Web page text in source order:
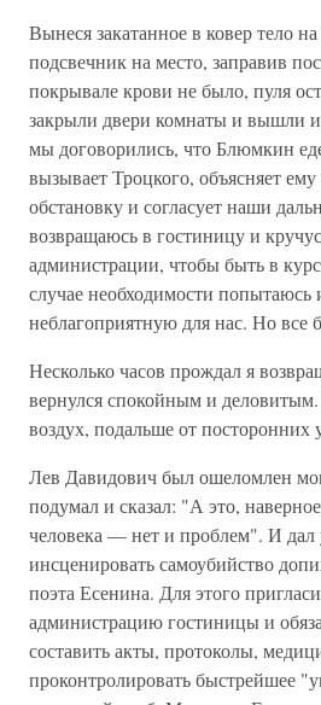
Вынеся закатанное в ковер тело
подсвечник на место, заправив
покрывале крови не было, пуля
закрыли двери комнаты и вышли
мы договорились, что Блюмкин
вызывает Троцкого, объясняет
обстановку и согласует наши
возвращаюсь в гостиницу и
администрации, чтобы быть в
случае необходимости попытаюсь
неблагоприятную для нас. Но все
Несколько часов прождал я
вернулся спокойным и
воздух, подальше от посторонних
Лев Давидович был ошеломлен
подумал и сказал: "А это,
человека — нет и проблем". И дал
инсценировать самоубийство
поэта Есенина. Для этого
администрацию гостиницы и
составить акты, протоколы,
проконтролировать быстрейшее